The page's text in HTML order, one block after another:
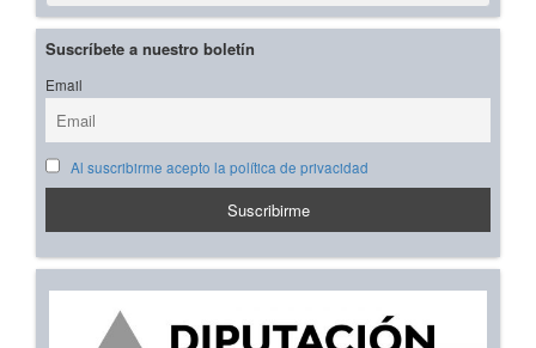
Suscríbete a nuestro boletín
Email
Al suscribirme acepto la política de privacidad